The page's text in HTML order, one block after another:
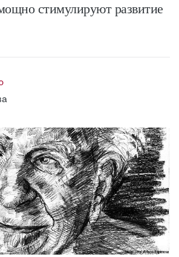
стимулируют развитие